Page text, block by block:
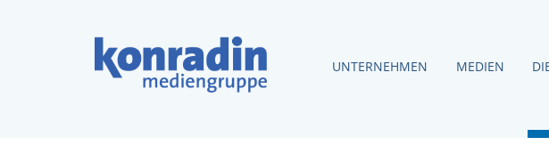
UNTERNEHMEN MEDIEN